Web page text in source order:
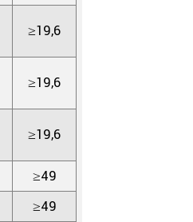
≥19,6
≥19,6
≥19,6
≥49
≥49